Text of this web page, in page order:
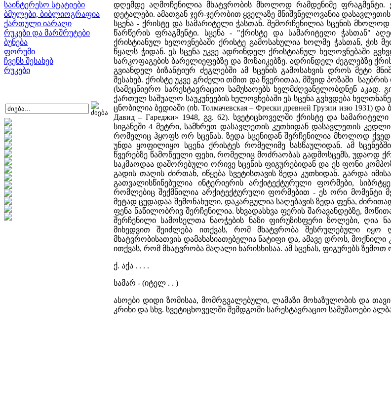
საინტერესო სტატიები
ბმულები, ბიბლიოგრაფია
ქართული იარაღი
რუკები და მარშრუტები
ბუნება
ფორუმი
ჩვენს შესახებ
რუკები
დღემდე აღმოჩენილია მხატვრობის მხოლოდ რამდენიმე ფრაგმენტი.
დეტალები. ამათგან ჯერ-ჯერობით ყველაზე მნიშვნელოვანია
სცენა - ქრისტე და სამარიტელი ჭასთან. შემორჩენილია სცენის
წარწერის ფრაგმენტი. სცენა - "ქრისტე და სამარიტელი ჭასთან"
ქრისტიანულ ხელოვნებაში ქრისტე გამოსახულია ხოლმე ჭასთან, ჭის
წყალს ჭიდან. ეს სცენა უკვე ადრინდელ ქრისტიანულ ხელოვნებაში
სარკოფაგების ბარელიეფებზე და მოზაიკებზე. ადრინდელ ძეგლებზე
გვიანდელ ბიზანტიურ ძეგლებში ამ სცენის გამოსახვის დროს მეტი
შესახებ. ქრისტე უკვე გრძელი თმით და წვერითაა, მშვიდ პოზაში
(სამეცნიერო სარესტავრაციო სამუსაოებს ხელმძღვანელობდნენ აკად.
ქართულ საშუალო საუკუნეების ხელოვნებაში ეს სცენა გვხვდება
ცნობილია ბედიაში (იხ. Толмачевская – Фрески древней Грузии изю 1931)
Давид – Гареджи» 1948, გვ. 62). სვეტიცხოველში ქრისტე და
სიგანეში 4 მეტრი, სამხრეთ დასავლეთის კუთხიდან დასავლეთის
რომელიც ჰყოფს ორ სცენას. ზედა სცენიდან შერჩენილია მხოლოდ
უნდა ყოფილიყო სცენა ქრისტეს რომელიმე სასწაულიდან. ამ
წვერებზე წამოწეული ფეხი, რომელიც მოძრაობას გადმოსცემს, უდაოდ
საკმაოდაა დაშორებული ორივე სცენის ფიგურებიდან და ეს ფონი
გადის თაღის ძირთან, იწყება სვეტისთავის ზედა კუთხიდან. გარდა
გათვალისწინებულია ინტერიერის არქიტექტურული ფორმები,
რომლებიც შექმნილია არქიტექტურული ფორმებით - ეს ორი მომენტი
მეტად ცუდადაა შემონახული, დაკარგულია საღებავის ზედა ფენა,
ფენა ნაწილობრივ შერჩენილია. სხვადასხვა ფერის შარავანდებზე,
შერჩენილი სამოსელთა ნაოჭების ნაზი ფირუზისფერი ზოლები, ღია
მიხედვით შეიძლება ითქვას, რომ მხატვრობა შესრულებული
მხატვრობისათვის დამახასიათებელია ნატიფი და, ამავე დროს,
ითქვას, რომ მხატვრობა მაღალი ხარისხისაა. ამ სცენას, ფიგურებს
ქ. აქა . . . .
სამარ - (იტელ . . )
ასოები დიდი ზომისაა, მომრგვალებული, ლამაზი მოხაზულობის და
კრიხი და სხვ. სვეტიცხოველში შემდგომი სარესტავრაციო სამუშაოები